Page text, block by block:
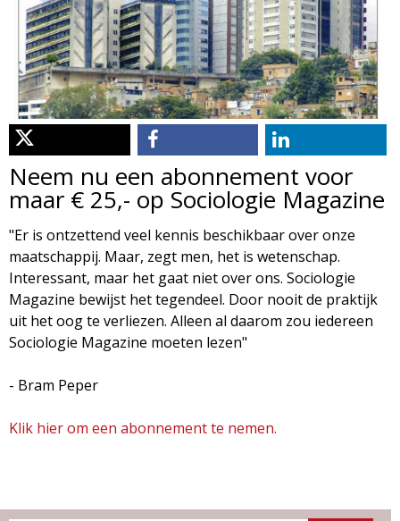
o
l
o
g
i
e
M
a
g
z
m
e
n
u
Neem nu een abonnement voor
maar € 25,- op Sociologie Magazine
"Er is ontzettend veel kennis beschikbaar over onze
maatschappij. Maar, zegt men, het is wetenschap.
Interessant, maar het gaat niet over ons. Sociologie
Magazine bewijst het tegendeel. Door nooit de praktijk
uit het oog te verliezen. Alleen al daarom zou iedereen
Sociologie Magazine moeten lezen"
- Bram Peper
Klik hier om een abonnement te nemen.